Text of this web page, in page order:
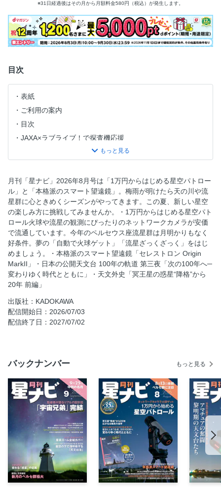
※31日経過後はその月から月額料金580円（税込）が発生します。
目次
表紙
ご利用の案内
目次
JAXA×ラブライブ！で探査機応援
ステラナビ活用 えほん「よぞらの おまつり」
宮古島のLEDプラネ×天文台付きホテル
星の召すまま
最新宇宙像
8月の星空
8月の月と惑星の動き
8月の天文現象カレンダー
8月の注目
1万円からはじめる星空パトロール
本格派スマート望遠鏡 セレストロン Origin MarkII
冥王星惑星“降格”から20年 前編
日本の公開天文台 次の100年へ
月刊ほんナビ
ブラック星博士のB級天文学研究室 拡大版
天文台マダムがゆく
天文学とプラネタリウム
パオナビ
変光星
新天体・太陽系小天体
アストロアーツオンラインショップ
星ナビひろば
月刊「星ナビ」2026年8月号は「1万円からはじめる星空パトロー
ル」と「本格派のスマート望遠鏡」。梅雨が明けたら天の川や流
星群に心ときめくシーズンがやってきます。この夏、新しい星空
の楽しみ方に挑戦してみませんか。・1万円からはじめる星空パト
ロール火球や流星の観測にぴったりのネットワークカメラが安価
で流通しています。今年のペルセウス座流星群は月明かりもなく
好条件。夢の「自動で火球ゲット」「流星ざっくざっく」をはじ
めましょう。・本格派のスマート望遠鏡「セレストロン Origin
MarkII」・日本の公開天文台 100年の軌道 第三夜「次の100年へ─
変わりゆく時代とともに」・天文外史「冥王星の惑星“降格”から
20年 前編」
出版社：KADOKAWA
配信開始日：2026/07/03
配信終了日：2027/07/02
バックナンバー もっと見る